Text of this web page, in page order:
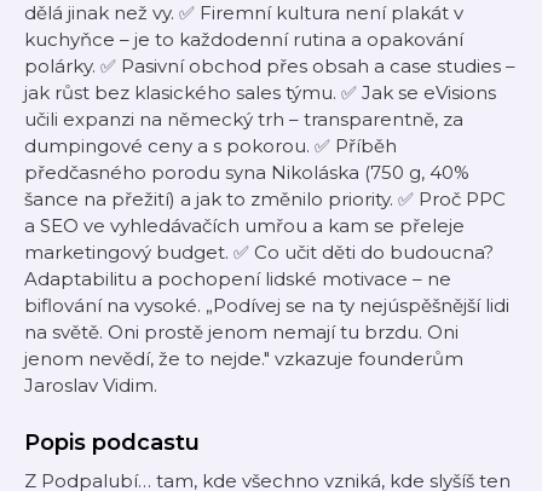
dělá jinak než vy. ✅ Firemní kultura není plakát v
kuchyňce – je to každodenní rutina a opakování
polárky. ✅ Pasivní obchod přes obsah a case studies –
jak růst bez klasického sales týmu. ✅ Jak se eVisions
učili expanzi na německý trh – transparentně, za
dumpingové ceny a s pokorou. ✅ Příběh
předčasného porodu syna Nikoláska (750 g, 40%
šance na přežití) a jak to změnilo priority. ✅ Proč PPC
a SEO ve vyhledávačích umřou a kam se přeleje
marketingový budget. ✅ Co učit děti do budoucna?
Adaptabilitu a pochopení lidské motivace – ne
biflování na vysoké. „Podívej se na ty nejúspěšnější lidi
na světě. Oni prostě jenom nemají tu brzdu. Oni
jenom nevědí, že to nejde." vzkazuje founderům
Jaroslav Vidim.
Popis podcastu
Z Podpalubí… tam, kde všechno vzniká, kde slyšíš ten